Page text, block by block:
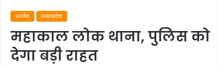
उज्जैन मध्यप्रदेश
महाकाल लोक थाना, पुलिस को
देगा बड़ी राहत